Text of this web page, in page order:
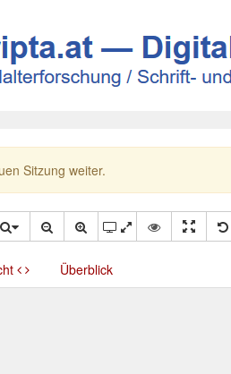
Sitzung weiter.
Überblick